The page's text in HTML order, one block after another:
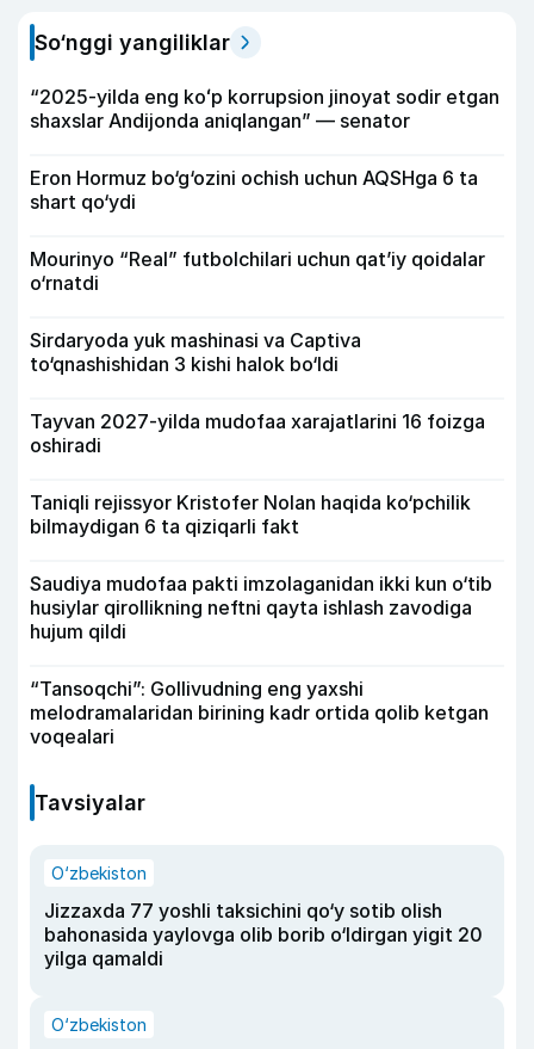
So‘nggi yangiliklar
“2025-yilda eng koʻp korrupsion jinoyat sodir etgan
shaxslar Andijonda aniqlangan” — senator
Eron Hormuz bo‘g‘ozini ochish uchun AQSHga 6 ta
shart qo‘ydi
Mourinyo “Real” futbolchilari uchun qat’iy qoidalar
o‘rnatdi
Sirdaryoda yuk mashinasi va Captiva
to‘qnashishidan 3 kishi halok bo‘ldi
Tayvan 2027-yilda mudofaa xarajatlarini 16 foizga
oshiradi
Taniqli rejissyor Kristofer Nolan haqida ko‘pchilik
bilmaydigan 6 ta qiziqarli fakt
Saudiya mudofaa pakti imzolaganidan ikki kun o‘tib
husiylar qirollikning neftni qayta ishlash zavodiga
hujum qildi
“Tansoqchi”: Gollivudning eng yaxshi
melodramalaridan birining kadr ortida qolib ketgan
voqealari
Tavsiyalar
O‘zbekiston
Jizzaxda 77 yoshli taksichini qo‘y sotib olish
bahonasida yaylovga olib borib o‘ldirgan yigit 20
yilga qamaldi
O‘zbekiston